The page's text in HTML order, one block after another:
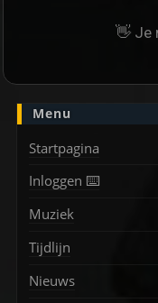
👋 Je
Menu
Startpagina
Inloggen ⌨️
Muziek
Tijdlijn
Nieuws